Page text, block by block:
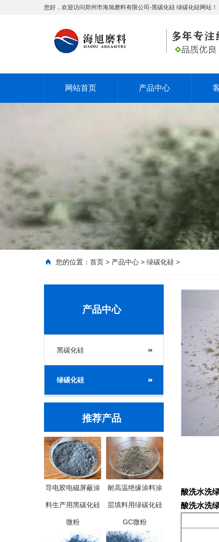
您好，欢迎访问郑州市海旭磨料有限公司-黑碳化硅 绿碳化硅网站！
网站首页 产品中心
您的位置： 首页 > 产品中心 > 绿碳化硅 >
产品中心
黑碳化硅
绿碳化硅
推荐产品
导电胶电磁屏蔽涂
料生产用黑碳化硅
微粉
耐高温绝缘涂料涂
层填料用绿碳化硅
GC微粉
酸洗水洗
酸洗水洗